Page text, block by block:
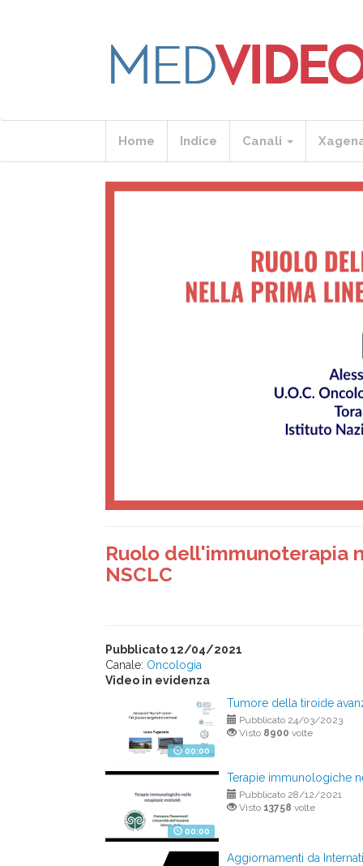
Home Indice Canali
Ruolo dell'immunoterapia
NSCLC
Pubblicato 12/04/2021
Canale: Oncologia
Video in evidenza
00:00
Tumore della tiroide
Pubblicato 24/03/2023
Visto 8900 volte
00:00
Terapie immunologiche
Pubblicato 28/12/2021
Visto 13758 volte
Aggiornamenti da